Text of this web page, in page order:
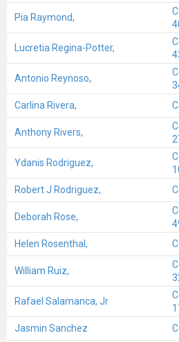
Pia Raymond,
Lucretia Regina-Potter,
Antonio Reynoso,
Carlina Rivera,
Anthony Rivers,
Ydanis Rodriguez,
Robert J Rodriguez,
Deborah Rose,
Helen Rosenthal,
William Ruiz,
Rafael Salamanca, Jr
Jasmin Sanchez